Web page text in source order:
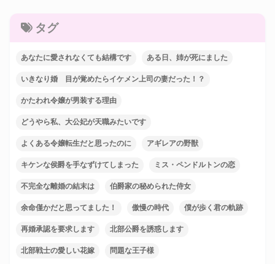
タグ
あなたに愛されなくても結構です ある日、姉が死にました
いきなり婚 目が覚めたらイケメン上司の妻だった！？
かたわれ令嬢が男装する理由
どうやら私、大公妃が天職みたいです
よくある令嬢転生だと思ったのに アギレアの野獣
キケンな侯爵を手なずけてしまった ミス・ペンドルトンの恋
不完全な離婚の結末は 伯爵家の秘められた侍女
余命僅かだと思ってました！ 傲慢の時代 僕が歩く君の軌跡
再婚承認を要求します 北部公爵を誘惑します
北部戦士の愛しい花嫁 問題な王子様